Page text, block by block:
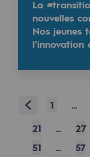
CADRE,
✅ 13,6
@
🇫🇷 La
La
nouvelles
Nos jeunes
l’innovation
Prev 1 ...
21
... 27
51
... 57